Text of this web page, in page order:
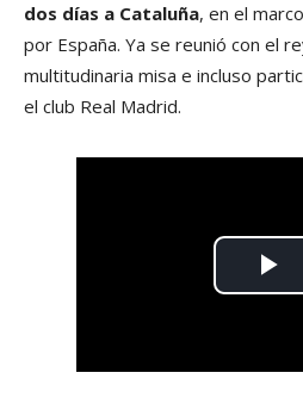
dos días a Cataluña, en el
por España. Ya se reunió con el
multitudinaria misa e incluso
el club Real Madrid.